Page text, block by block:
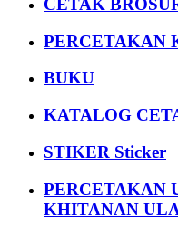
CETAK
PERCETAKAN
BUKU
KATALOG
STIKER Sticker
PERCETAKAN
KHITANAN